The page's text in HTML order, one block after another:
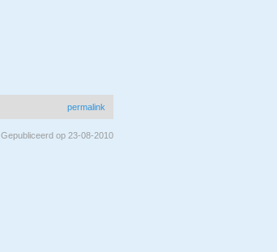
permalink
Gepubliceerd op 23-08-2010